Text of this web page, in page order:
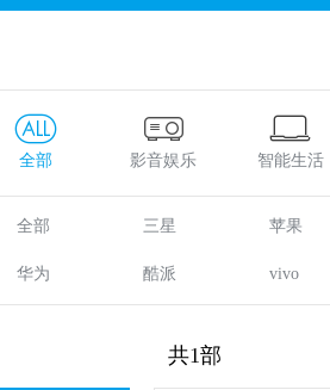
全部 影音娱乐 智能生活
全部 三星 苹果
华为 酷派 vivo
共1部